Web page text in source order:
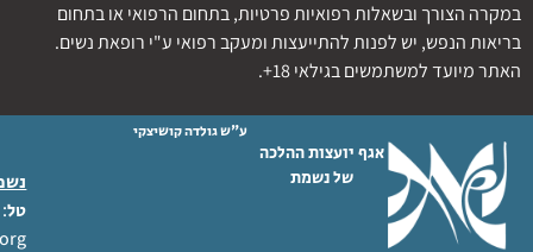
במקרה הצורך ובשאלות רפואיות פרטיות, בתחום הרפואי או בתחום
בריאות הנפש, יש לפנות להתייעצות ומעקב רפואי ע"י רופאת נשים.
האתר מיועד למשתמשים בגילאי 18+.
אגף יועצות ההלכה
של נשמת
ע"ש גולדה קושיצקי
טל: 02-6404333